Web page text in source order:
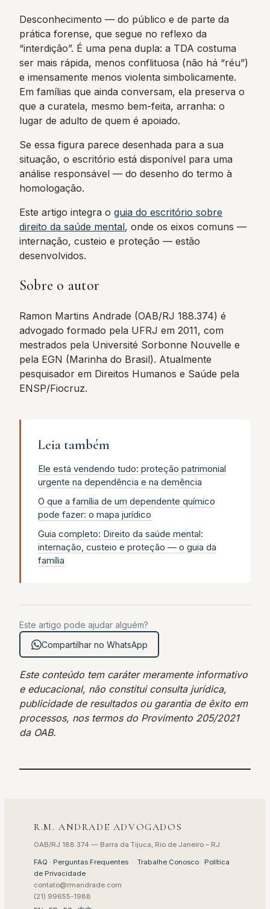
Desconhecimento — do público e de parte da
prática forense, que segue no reflexo da
“interdição”. É uma pena dupla: a TDA costuma
ser mais rápida, menos conflituosa (não há “réu”)
e imensamente menos violenta simbolicamente.
Em famílias que ainda conversam, ela preserva o
que a curatela, mesmo bem-feita, arranha: o
lugar de adulto de quem é apoiado.
Se essa figura parece desenhada para a sua
situação, o escritório está disponível para uma
análise responsável — do desenho do termo à
homologação.
Este artigo integra o guia do escritório sobre
direito da saúde mental, onde os eixos comuns —
internação, custeio e proteção — estão
desenvolvidos.
Sobre o autor
Ramon Martins Andrade (OAB/RJ 188.374) é
advogado formado pela UFRJ em 2011, com
mestrados pela Université Sorbonne Nouvelle e
pela EGN (Marinha do Brasil). Atualmente
pesquisador em Direitos Humanos e Saúde pela
ENSP/Fiocruz.
Leia também
Ele está vendendo tudo: proteção patrimonial
urgente na dependência e na demência
O que a família de um dependente químico
pode fazer: o mapa jurídico
Guia completo: Direito da saúde mental:
internação, custeio e proteção — o guia da
família
Este artigo pode ajudar alguém?
Compartilhar no WhatsApp
Este conteúdo tem caráter meramente informativo
e educacional, não constitui consulta jurídica,
publicidade de resultados ou garantia de êxito em
processos, nos termos do Provimento 205/2021
da OAB.
R.M. ANDRADE ADVOGADOS
OAB/RJ 188.374 — Barra da Tijuca, Rio de Janeiro – RJ
FAQ · Perguntas Frequentes · Trabalhe Conosco · Política
de Privacidade
contato@rmandrade.com
(21) 99655-1988